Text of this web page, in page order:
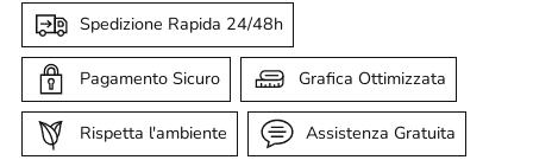
Spedizione Rapida 24/48h
Pagamento Sicuro Grafica Ottimizzata
Rispetta l'ambiente Assistenza Gratuita